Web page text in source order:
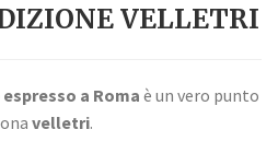
VELLETRI
a Roma è un vero punto
velletri.